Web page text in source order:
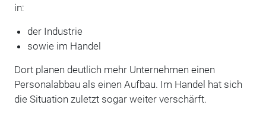
in:
der Industrie
sowie im Handel
Dort planen deutlich mehr Unternehmen einen
Personalabbau als einen Aufbau. Im Handel hat sich
die Situation zuletzt sogar weiter verschärft.